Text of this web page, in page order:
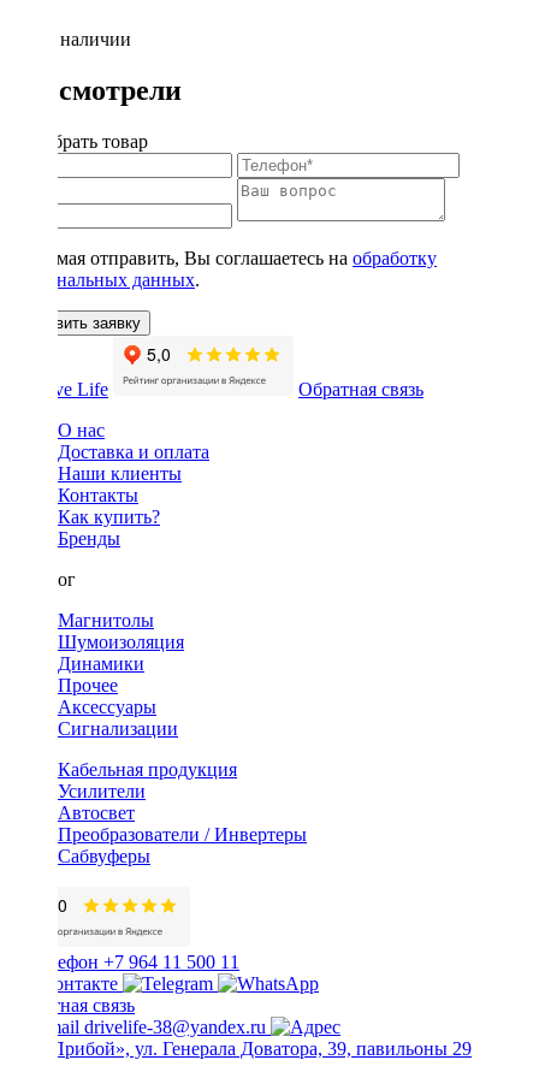
Нет в наличии
Вы смотрели
Подобрать товар
Нажимая отправить, Вы соглашаетесь на обработку
персональных данных.
Оставить заявку
Обратная связь
О нас
Доставка и оплата
Наши клиенты
Контакты
Как купить?
Бренды
Каталог
Магнитолы
Шумоизоляция
Динамики
Прочее
Аксессуары
Сигнализации
Кабельная продукция
Усилители
Автосвет
Преобразователи / Инвертеры
Сабвуферы
+7 964 11 500 11
Обратная связь
drivelife-38@yandex.ru
ТЦ «Прибой», ул. Генерала Доватора, 39, павильоны 29